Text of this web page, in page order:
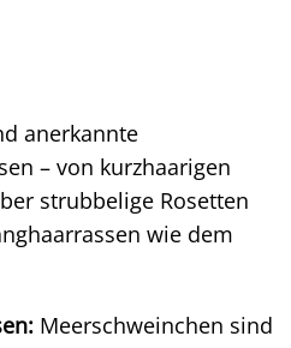
anerkannte
– von kurzhaarigen
strubbelige Rosetten
wie dem
Meerschweinchen sind